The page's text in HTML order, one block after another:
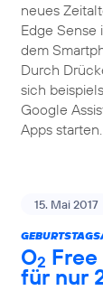
neues
Edge Sense
dem
Durch
sich
Google
Apps
15. Mai 2017
O2 Free
für nur